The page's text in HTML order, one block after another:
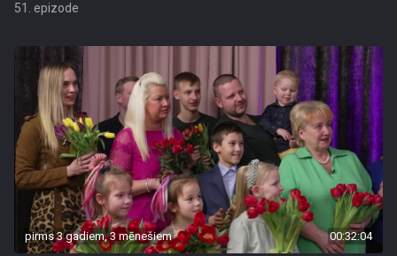
51. epizode
pirms 3 gadiem, 3 mēnešiem 00:32:04